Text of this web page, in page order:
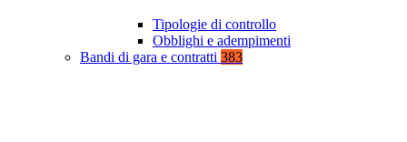
Tipologie di controllo
Obblighi e adempimenti
Bandi di gara e contratti 383